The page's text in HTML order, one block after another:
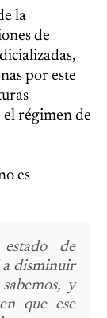
la
de
por este
régimen de
es
de
a disminuir
y
que ese